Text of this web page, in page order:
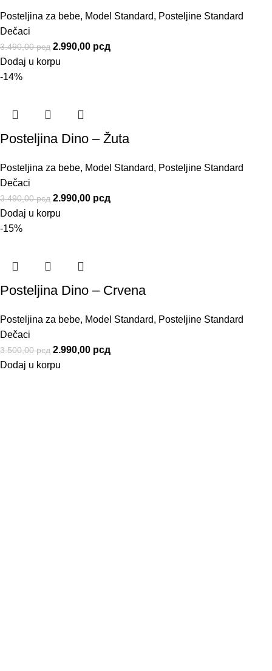
Posteljina za bebe, Model Standard, Posteljine Standard
Dečaci
3.490,00рсд 2.990,00 рсд
Dodaj u korpu
-14%
Posteljina Dino – Žuta
Posteljina za bebe, Model Standard, Posteljine Standard
Dečaci
3.490,00рсд 2.990,00 рсд
Dodaj u korpu
-15%
Posteljina Dino – Crvena
Posteljina za bebe, Model Standard, Posteljine Standard
Dečaci
3.500,00рсд 2.990,00 рсд
Dodaj u korpu